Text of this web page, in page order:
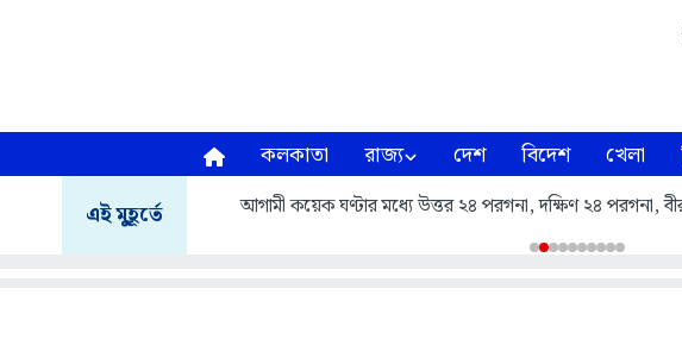
কলকাতা রাজ্য দেশ বিদেশ খেলা
এই মুহূর্তে আগামী কয়েক ঘণ্টার মধ্যে উত্তর ২৪ পরগনা, দক্ষিণ ২৪ পরগনা,